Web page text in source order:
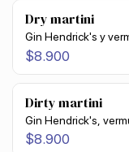
Dry martini
Gin Hendrick's y
$8.900
Dirty martini
Gin Hendrick's,
$8.900